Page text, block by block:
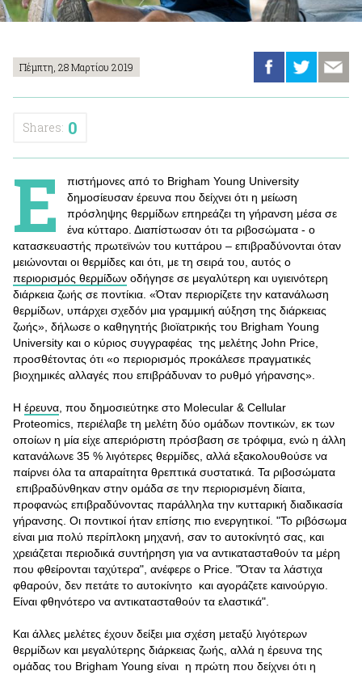
Πέμπτη, 28 Μαρτίου 2019
Shares: 0
Ε
πιστήμονες από το Brigham Young University
δημοσίευσαν έρευνα που δείχνει ότι η μείωση
πρόσληψης θερμίδων επηρεάζει τη γήρανση μέσα σε
ένα κύτταρο. Διαπίστωσαν ότι τα ριβοσώματα - ο
κατασκευαστής πρωτεϊνών του κυττάρου – επιβραδύνονται όταν
μειώνονται οι θερμίδες και ότι, με τη σειρά του, αυτός ο
περιορισμός θερμίδων οδήγησε σε μεγαλύτερη και υγιεινότερη
διάρκεια ζωής σε ποντίκια. «Όταν περιορίζετε την κατανάλωση
θερμίδων, υπάρχει σχεδόν μια γραμμική αύξηση της διάρκειας
ζωής», δήλωσε ο καθηγητής βιοϊατρικής του Brigham Young
University και ο κύριος συγγραφέας της μελέτης John Price,
προσθέτοντας ότι «ο περιορισμός προκάλεσε πραγματικές
βιοχημικές αλλαγές που επιβράδυναν το ρυθμό γήρανσης».
Η έρευνα , που δημοσιεύτηκε στο Molecular & Cellular
Proteomics, περιέλαβε τη μελέτη δύο ομάδων ποντικών, εκ των
οποίων η μία είχε απεριόριστη πρόσβαση σε τρόφιμα, ενώ η άλλη
κατανάλωνε 35 % λιγότερες θερμίδες, αλλά εξακολουθούσε να
παίρνει όλα τα απαραίτητα θρεπτικά συστατικά. Τα ριβοσώματα
επιβραδύνθηκαν στην ομάδα σε την περιορισμένη δίαιτα,
προφανώς επιβραδύνοντας παράλληλα την κυτταρική διαδικασία
γήρανσης. Οι ποντικοί ήταν επίσης πιο ενεργητικοί. "Το ριβόσωμα
είναι μια πολύ περίπλοκη μηχανή, σαν το αυτοκίνητό σας, και
χρειάζεται περιοδικά συντήρηση για να αντικατασταθούν τα μέρη
που φθείρονται ταχύτερα", ανέφερε ο Price. "Όταν τα λάστιχα
φθαρούν, δεν πετάτε το αυτοκίνητο και αγοράζετε καινούργιο.
Είναι φθηνότερο να αντικατασταθούν τα ελαστικά".
Και άλλες μελέτες έχουν δείξει μια σχέση μεταξύ λιγότερων
θερμίδων και μεγαλύτερης διάρκειας ζωής, αλλά η έρευνα της
ομάδας του Brigham Young είναι η πρώτη που δείχνει ότι η